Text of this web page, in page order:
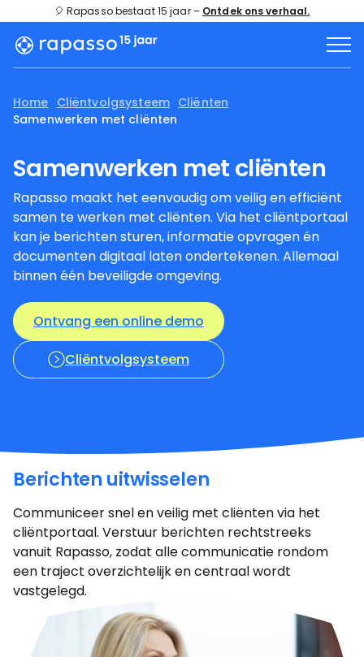
🎈 Rapasso bestaat 15 jaar – Ontdek ons verhaal.
Home Cliëntvolgsysteem Cliënten
Samenwerken met cliënten
Samenwerken met cliënten
Rapasso maakt het eenvoudig om veilig en efficiënt
samen te werken met cliënten. Via het cliëntportaal
kan je berichten sturen, informatie opvragen én
documenten digitaal laten ondertekenen. Allemaal
binnen één beveiligde omgeving.
Ontvang een online demo
Cliëntvolgsysteem
Berichten uitwisselen
Communiceer snel en veilig met cliënten via het
cliëntportaal. Verstuur berichten rechtstreeks
vanuit Rapasso, zodat alle communicatie rondom
een traject overzichtelijk en centraal wordt
vastgelegd.